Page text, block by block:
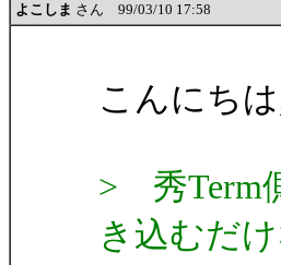
よこしま さん 99/03/10 17:58
こんにち
> 秀Term
き込むだ